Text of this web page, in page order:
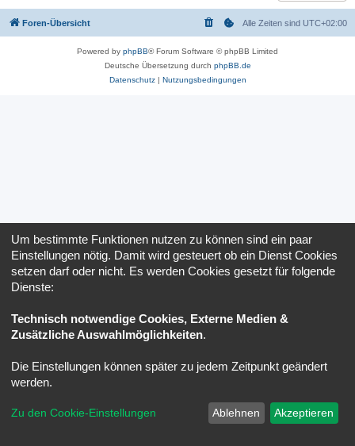
Foren-Übersicht Alle Zeiten sind UTC+02:00
Powered by phpBB® Forum Software © phpBB Limited
Deutsche Übersetzung durch phpBB.de
Datenschutz| Nutzungsbedingungen
Um bestimmte Funktionen nutzen zu können sind ein paar
Einstellungen nötig. Damit wird gesteuert ob ein Dienst Cookies
setzen darf oder nicht. Es werden Cookies gesetzt für folgende
Dienste:
Technisch notwendige Cookies, Externe Medien &
Zusätzliche Auswahlmöglichkeiten.
Die Einstellungen können später zu jedem Zeitpunkt geändert
werden.
Zu den Cookie-Einstellungen Ablehnen Akzeptieren